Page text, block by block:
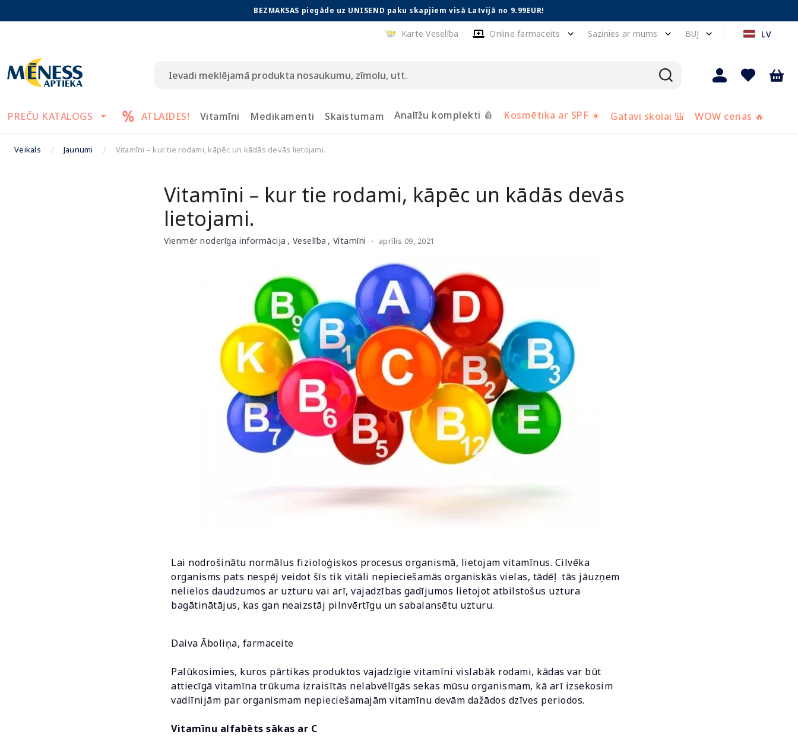
BEZMAKSAS piegāde uz UNISEND paku skapjiem visā Latvijā no 9.99EUR!
Karte Veselība Online farmaceits Sazinies ar mums BUJ LV
PREČU KATALOGS ATLAIDES! Vitamīni Medikamenti Skaistumam Analīžu komplekti 🩸 Kosmētika ar SPF ☀️ Gatavi skolai 🎒 WOW cenas 🔥
Veikals Jaunumi Vitamīni – kur tie rodami, kāpēc un kādās devās lietojami.
Vitamīni – kur tie rodami, kāpēc un kādās devās
lietojami.
Vienmēr noderīga informācija Veselība Vitamīni ・ aprīlis 09, 2021
Lai nodrošinātu normālus fizioloģiskos procesus organismā, lietojam vitamīnus. Cilvēka
organisms pats nespēj veidot šīs tik vitāli nepieciešamās organiskās vielas, tādēļ tās jāuzņem
nelielos daudzumos ar uzturu vai arī, vajadzības gadījumos lietojot atbilstošus uztura
bagātinātājus, kas gan neaizstāj pilnvērtīgu un sabalansētu uzturu.
Daiva Āboliņa, farmaceite
Palūkosimies, kuros pārtikas produktos vajadzīgie vitamīni vislabāk rodami, kādas var būt
attiecīgā vitamīna trūkuma izraisītās nelabvēlīgās sekas mūsu organismam, kā arī izsekosim
vadlīnijām par organismam nepieciešamajām vitamīnu devām dažādos dzīves periodos.
Vitamīnu alfabēts sākas ar C